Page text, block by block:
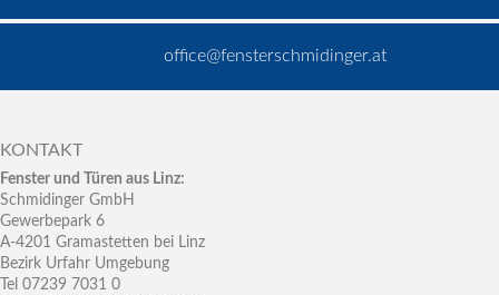
office@fensterschmidinger.at
KONTAKT
Fenster und Türen aus Linz:
Schmidinger GmbH
Gewerbepark 6
A-4201 Gramastetten bei Linz
Bezirk Urfahr Umgebung
Tel 07239 7031 0